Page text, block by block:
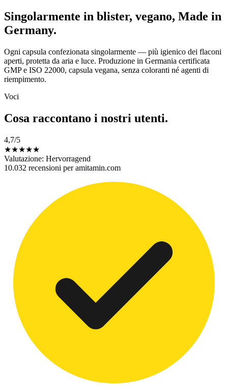
Singolarmente in blister, vegano, Made in
Germany.
Ogni capsula confezionata singolarmente — più igienico dei flaconi
aperti, protetta da aria e luce. Produzione in Germania certificata
GMP e ISO 22000, capsula vegana, senza coloranti né agenti di
riempimento.
Voci
Cosa raccontano i nostri utenti.
4,7/5
★★★★★
Valutazione: Hervorragend
10.032 recensioni per amitamin.com